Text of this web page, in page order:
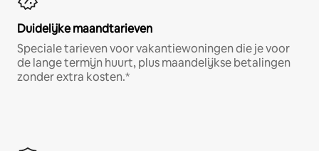
Duidelijke maandtarieven
Speciale tarieven voor vakantiewoningen die je voor
de lange termijn huurt, plus maandelijkse betalingen
zonder extra kosten.*